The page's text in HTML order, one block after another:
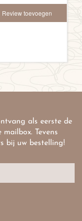
Review toevoegen
als eerste de
Tevens
bij uw bestelling!